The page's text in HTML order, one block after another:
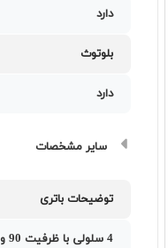
دارد
بلوتوث
دارد
سایر مشخصات
توضیحات باتری
4 سلولی با ظرفیت 90 وات ساعت